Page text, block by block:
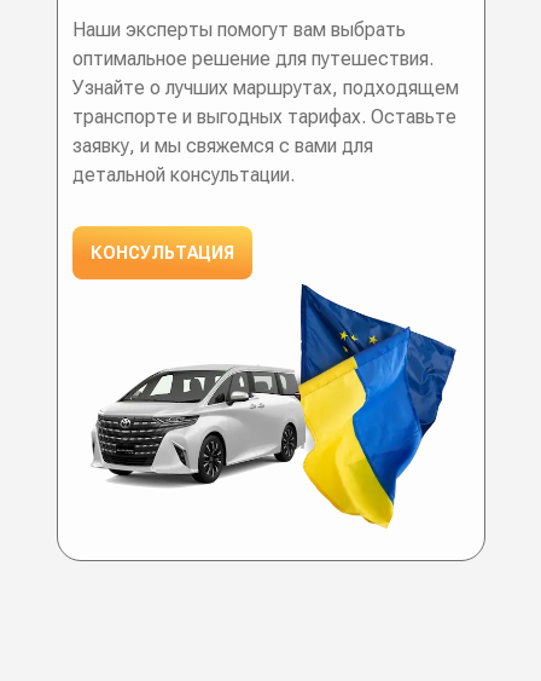
Наши эксперты помогут вам выбрать
оптимальное решение для путешествия.
Узнайте о лучших маршрутах, подходящем
транспорте и выгодных тарифах. Оставьте
заявку, и мы свяжемся с вами для
детальной консультации.
КОНСУЛЬТАЦИЯ